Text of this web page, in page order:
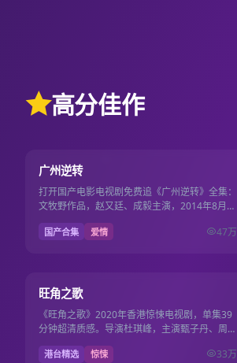
高分佳作
9.7
广州逆转
打开国产电影电视剧免费追《广州逆转》全集：
文牧野作品，赵又廷、成毅主演，2014年8月1
日更新，国产影视免费高清连播不卡顿。
国产合集 爱情 47万
9.5
旺角之歌
《旺角之歌》2020年香港惊悚电视剧，单集39
分钟超清质感。导演杜琪峰，主演甄子丹、周润
发，2020年10月21日收录国产电影电视剧免费
片库。
港台精选 惊悚 33万